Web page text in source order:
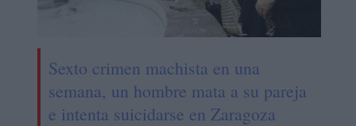
Sexto crimen machista en una
semana, un hombre mata a su pareja
e intenta suicidarse en Zaragoza